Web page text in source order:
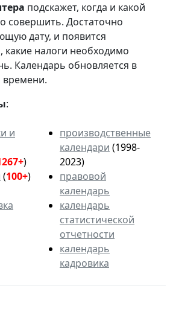
подскажет, когда и какой
совершить. Достаточно
дату, и появится
налоги необходимо
Календарь обновляется в
:
и
)
(100+)
производственные
календари (1998-
2023)
правовой
календарь
календарь
статистической
отчетности
календарь
кадровика